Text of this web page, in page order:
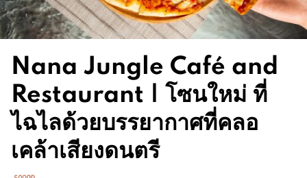
Nana Jungle Café and
Restaurant | โซนใหม่ ที่
ไฉไลด้วยบรรยากาศที่คลอ
เคล้าเสียงดนตรี